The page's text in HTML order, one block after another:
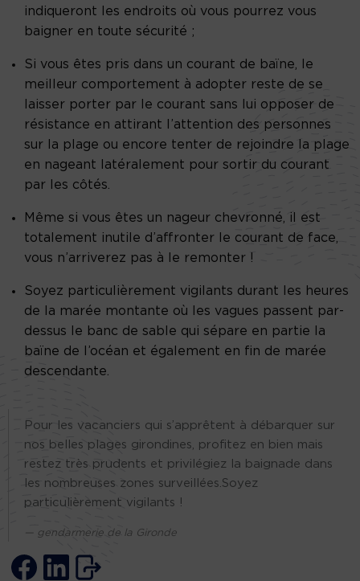
indiqueront les endroits où vous pourrez vous
baigner en toute sécurité ;
Si vous êtes pris dans un courant de baïne, le
meilleur comportement à adopter reste de se
laisser porter par le courant sans lui opposer de
résistance en attirant l’attention des personnes
sur la plage ou encore tenter de rejoindre la plage
en nageant latéralement pour sortir du courant
par les côtés.
Même si vous êtes un nageur chevronné, il est
totalement inutile d’affronter le courant de face,
vous n’arriverez pas à le remonter !
Soyez particulièrement vigilants durant les heures
de la marée montante où les vagues passent par-
dessus le banc de sable qui sépare en partie la
baïne de l’océan et également en fin de marée
descendante.
Pour les vacanciers qui s’apprêtent à débarquer sur
nos belles plages girondines, profitez en bien mais
restez très prudents et privilégiez la baignade dans
les nombreuses zones surveillées.Soyez
particulièrement vigilants !
gendarmerie de la Gironde